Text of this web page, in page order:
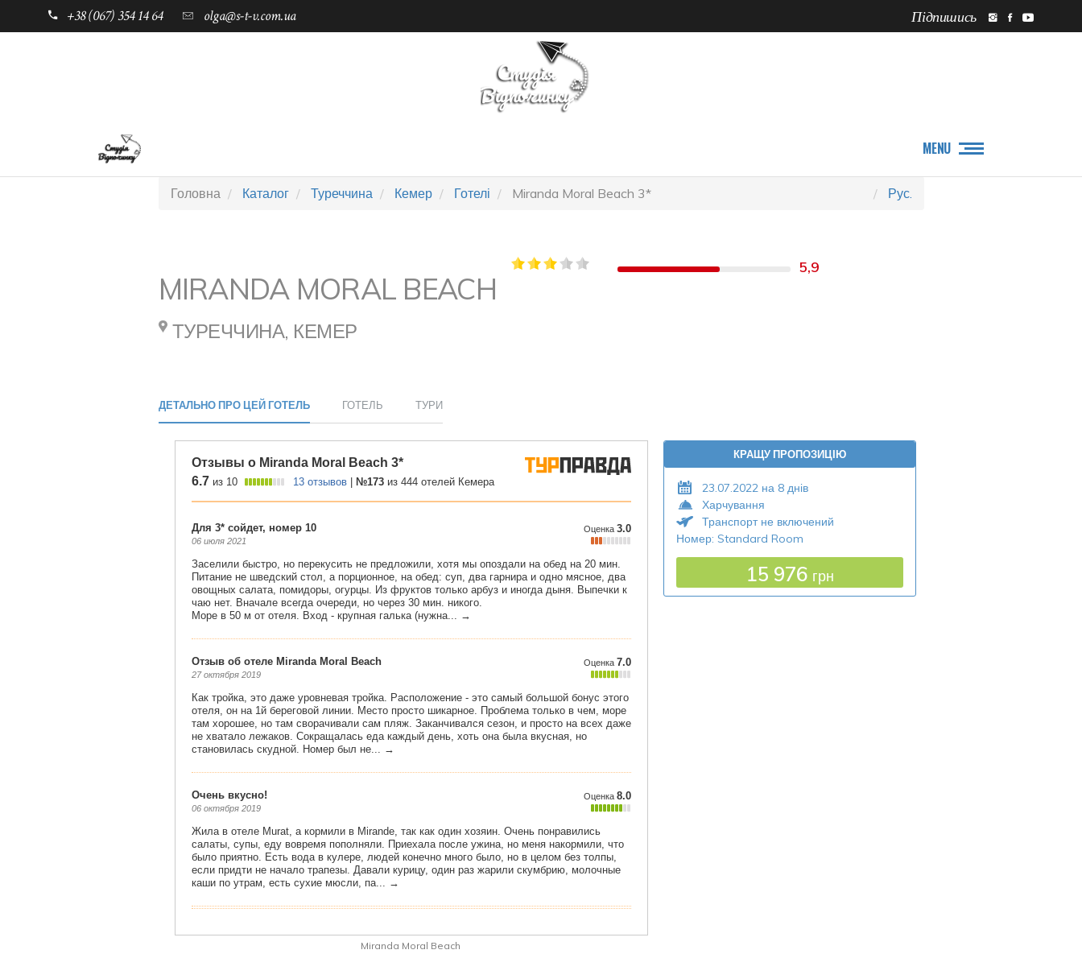
+38 (067) 354 14 64 olga@s-t-v.com.ua Підпишись
MENU
Головна Каталог Туреччина Кемер Готелі Miranda Moral Beach 3* Рус.
MIRANDA MORAL BEACH
ТУРЕЧЧИНА, КЕМЕР
5,9
ДЕТАЛЬНО ПРО ЦЕЙ ГОТЕЛЬ ГОТЕЛЬ ТУРИ
Miranda Moral Beach
КРАЩУ ПРОПОЗИЦІЮ
23.07.2022 на 8 днів
Харчування
Транспорт не включений
Номер: Standard Room
15 976 грн